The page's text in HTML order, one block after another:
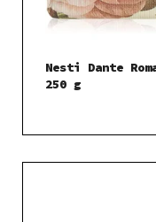
Nesti Dante
250 g